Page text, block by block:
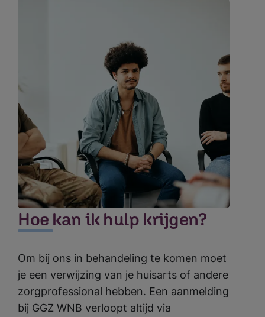
Hoe kan ik hulp krijgen?
Om bij ons in behandeling te komen moet
je een verwijzing van je huisarts of andere
zorgprofessional hebben. Een aanmelding
bij GGZ WNB verloopt altijd via